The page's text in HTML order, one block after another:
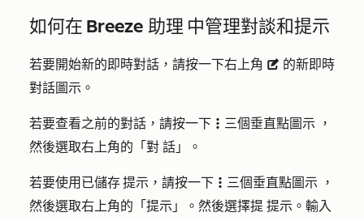
如何在 Breeze 助理 中管理對談和提示
若要開始新的即時對話，請按一下右上角 description 的新即時
對話圖示。
若要查看之前的對話，請按一下 verticalMenu 三個垂直點圖示
，
然後選取右上角的「對 話 」。
若要使用已儲存 提示，請按一下 verticalMenu 三個垂直點圖 示
，
然後選取右上角的「提示」。然後選擇提 提示 。輸入